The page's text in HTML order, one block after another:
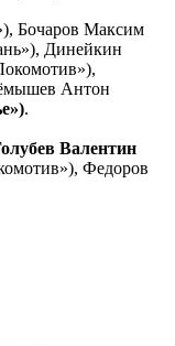
Бочаров Максим
Динейкин
Антон
.
Валентин
Федоров